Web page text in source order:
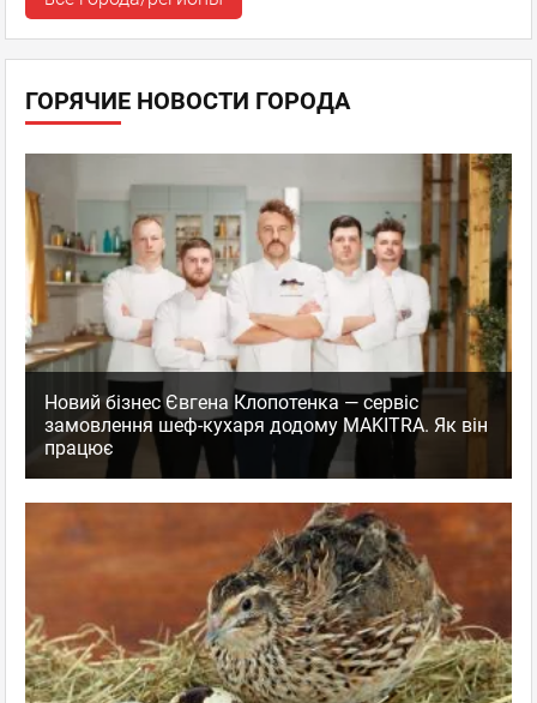
ГОРЯЧИЕ НОВОСТИ ГОРОДА
Новий бізнес Євгена Клопотенка — сервіс
замовлення шеф-кухаря додому MAKITRA. Як він
працює